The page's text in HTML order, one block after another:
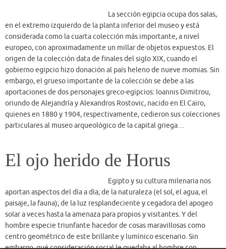
El ojo herido de Horus
Egipto y su cultura milenaria nos
aportan aspectos del día a día; de la naturaleza (el sol, el agua, el
paisaje, la fauna); de la luz resplandeciente y cegadora del apogeo
solar a veces hasta la amenaza para propios y visitantes. Y del
hombre especie triunfante hacedor de cosas maravillosas como
centro geométrico de este brillante y lumínico escenario. Sin
embargo, qué consideración social le quedaba al hombre con
defectos físicos. Se sabe por el testimonio legado en diferentes
formatos, que el egipcio del pasado era sensible y preocupado por el
minusválido o el diferente. ..
More Posts
[custom-facebook-feed account="603821889708122"
pagetype="page"]